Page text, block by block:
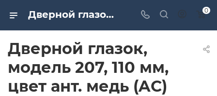
Дверной глазок, модель 207, 110 мм, цвет ант. медь (AC). Дверная и мебельная фурнитура САМИР-КИЛИТ | Оптовые поставки 0
Дверной глазок,
модель 207, 110 мм,
цвет ант. медь (AC)